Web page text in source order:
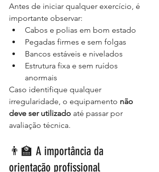
Antes de iniciar qualquer exercício, é
importante observar:
Cabos e polias em bom estado
Pegadas firmes e sem folgas
Bancos estáveis e nivelados
Estrutura fixa e sem ruídos
anormais
Caso identifique qualquer
irregularidade, o equipamento não
deve ser utilizado até passar por
avaliação técnica.
👨‍🏫 A importância da
orientação profissional